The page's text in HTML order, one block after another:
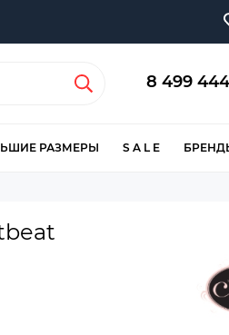
8 499
РАЗМЕРЫ S A L E